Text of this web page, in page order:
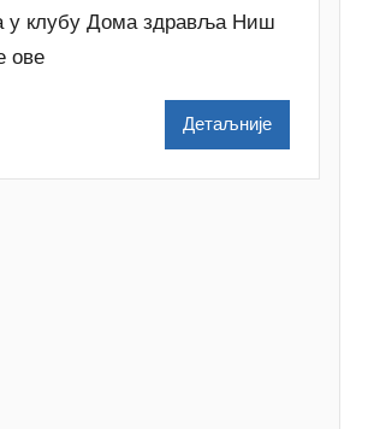
у клубу Дома здравља Ниш
ове
Детаљније